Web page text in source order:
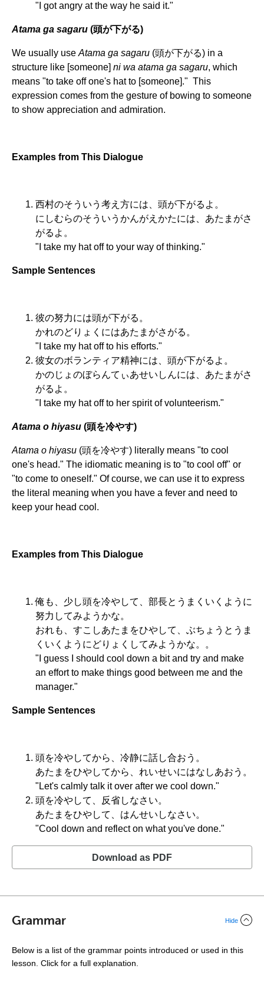
"I got angry at the way he said it."
Atama ga sagaru (頭が下がる)
We usually use Atama ga sagaru (頭が下がる) in a
structure like [someone] ni wa atama ga sagaru, which
means "to take off one's hat to [someone]." This
expression comes from the gesture of bowing to someone
to show appreciation and admiration.
Examples from This Dialogue
西村のそういう考え方には、頭が下がるよ。
にしむらのそういうかんがえかたには、あたまがさ
がるよ。
"I take my hat off to your way of thinking."
Sample Sentences
彼の努力には頭が下がる。
かれのどりょくにはあたまがさがる。
"I take my hat off to his efforts."
彼女のボランティア精神には、頭が下がるよ。
かのじょのぼらんてぃあせいしんには、あたまがさ
がるよ。
"I take my hat off to her spirit of volunteerism."
Atama o hiyasu (頭を冷やす)
Atama o hiyasu (頭を冷やす) literally means "to cool
one's head." The idiomatic meaning is to "to cool off" or
"to come to oneself." Of course, we can use it to express
the literal meaning when you have a fever and need to
keep your head cool.
Examples from This Dialogue
俺も、少し頭を冷やして、部長とうまくいくように
努力してみようかな。
おれも、すこしあたまをひやして、ぶちょうとうま
くいくようにどりょくしてみようかな。。
"I guess I should cool down a bit and try and make
an effort to make things good between me and the
manager."
Sample Sentences
頭を冷やしてから、冷静に話し合おう。
あたまをひやしてから、れいせいにはなしあおう。
"Let's calmly talk it over after we cool down."
頭を冷やして、反省しなさい。
あたまをひやして、はんせいしなさい。
"Cool down and reflect on what you've done."
Download as PDF
Grammar Hide
Below is a list of the grammar points introduced or used in this
lesson. Click for a full explanation.